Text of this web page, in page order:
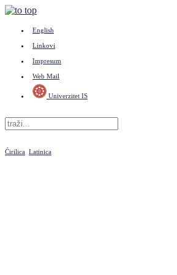
English
Linkovi
Impresum
Web Mail
Univerzitet IS
Ćirilica Latinica